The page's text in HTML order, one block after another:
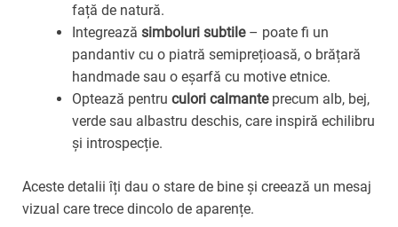
față de natură.
Integrează simboluri subtile– poate fi un
pandantiv cu o piatră semiprețioasă, o brățară
handmade sau o eșarfă cu motive etnice.
Optează pentru culori calmanteprecum alb, bej,
verde sau albastru deschis, care inspiră echilibru
și introspecție.
Aceste detalii îți dau o stare de bine și creează un mesaj
vizual care trece dincolo de aparențe.